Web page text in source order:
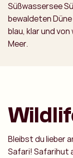
Süßwassersee
bewaldeten
blau, klar und
Meer.
Bleibst du lieber
Safari! Safarihut